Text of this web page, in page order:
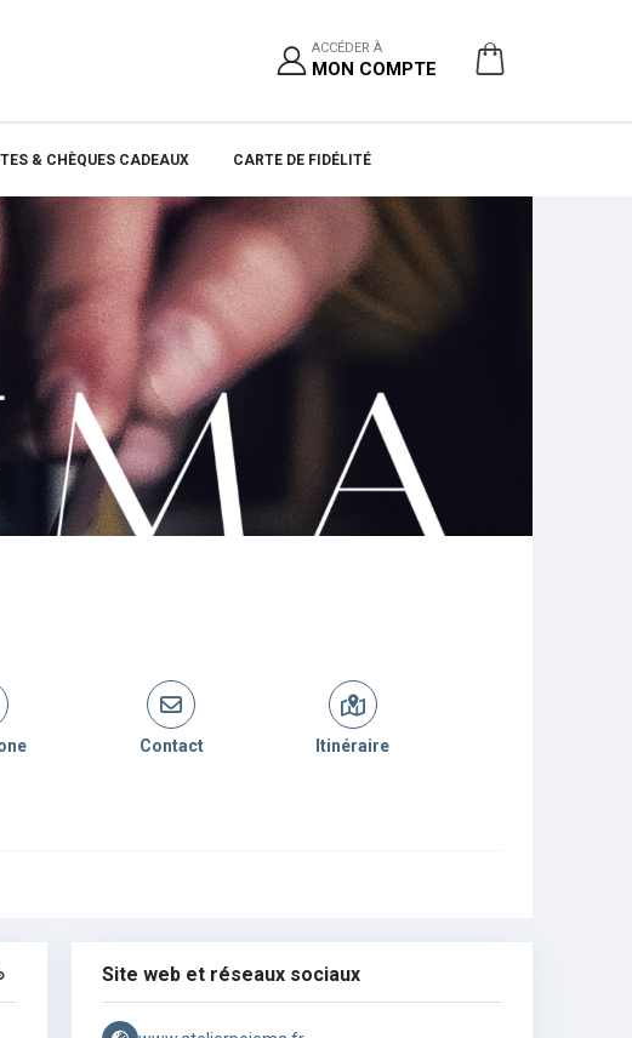
ACCÉDER À
MON COMPTE
& CHÈQUES CADEAUX CARTE DE FIDÉLITÉ
Contact Itinéraire
Site web et réseaux sociaux